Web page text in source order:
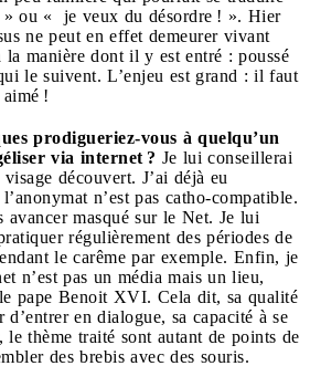
ou « je veux du désordre ! ». Hier
ne peut en effet demeurer vivant
la manière dont il y est entré : poussé
le suivent. L’enjeu est grand : il faut
!
prodigueriez-vous à quelqu’un
via internet ? Je lui conseillerai
découvert. J’ai déjà eu
n’est pas catho-compatible.
avancer masqué sur le Net. Je lui
régulièrement des périodes de
le carême par exemple. Enfin, je
n’est pas un média mais un lieu,
pape Benoit XVI. Cela dit, sa qualité
d’entrer en dialogue, sa capacité à se
le thème traité sont autant de points de
des brebis avec des souris.